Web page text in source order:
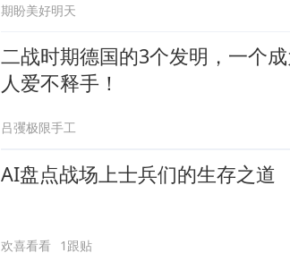
期盼美好明天
二战时期德国的3个发明，一个
人爱不释手！
吕彏极限手工
AI盘点战场上士兵们的生存之道
欢喜看看 1跟贴